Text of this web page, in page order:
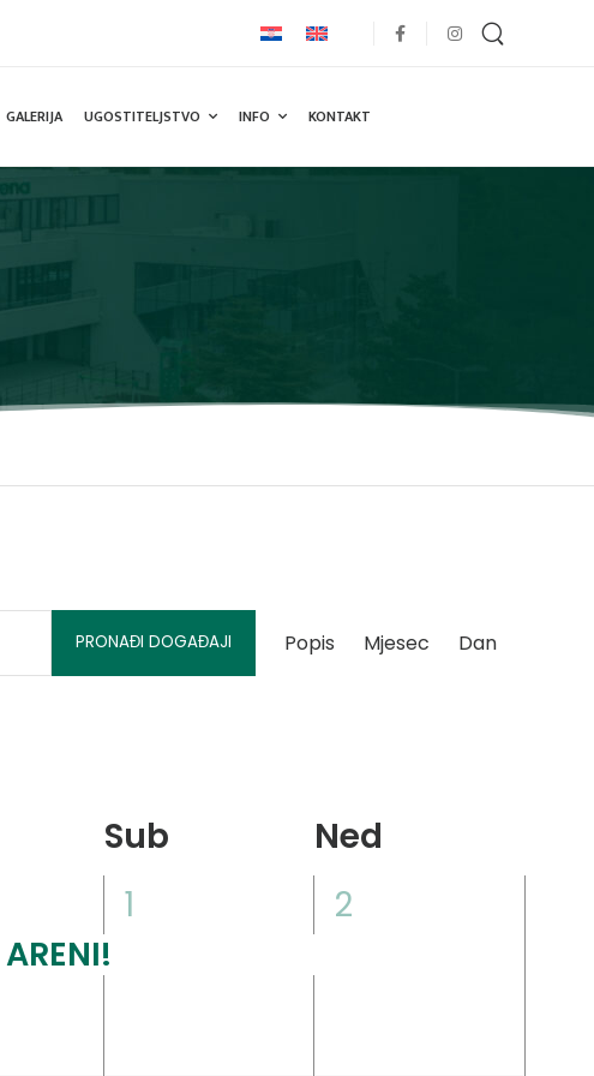
GALERIJA UGOSTITELJSTVO INFO KONTAKT
PRONAĐI DOGAĐAJI
Views
Popis Mjesec Dan
Sub
Ned
1
1
1
2